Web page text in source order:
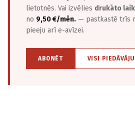
lietotnēs. Vai izvēlies drukāto
no 9,50 €/mēn. — pastkastē trīs
pieeju arī e-avīzei.
ABONĒT VISI